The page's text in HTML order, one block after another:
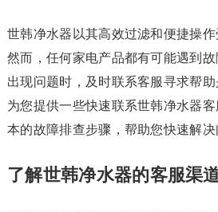
世韩净水器以其高效过滤和便捷操作
然而，任何家电产品都有可能遇到
出现问题时，及时联系客服寻求帮
为您提供一些快速联系世韩净水器
本的故障排查步骤，帮助您快速解决
了解世韩净水器的客服渠